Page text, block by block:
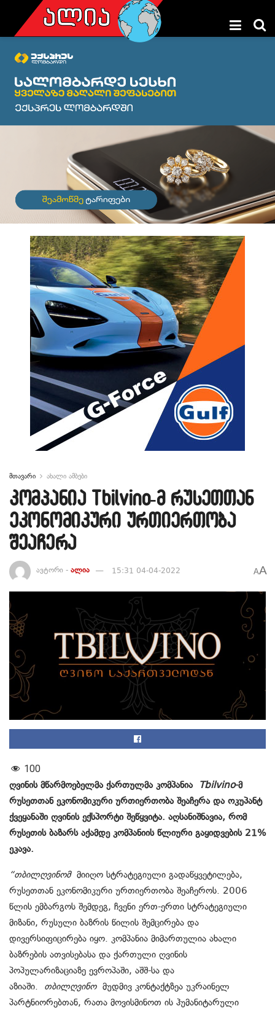
მთავარი ახალი ამბები
კომპანია Tbilvino-მ რუსეთთან
ეკონომიკური ურთიერთობა
შეაჩერა
ავტორი - ალია 15:31 04-04-2022 AA
100
ღვინის მწარმოებელმა ქართულმა კომპანია Tbilvino-მ
რუსეთთან ეკონომიკური ურთიერთობა შეაჩერა და ოკუპანტ
ქვეყანაში ღვინის ექსპორტი შეწყვიტა. აღსანიშნავია, რომ
რუსეთის ბაზარს აქამდე კომპანიის წლიური გაყიდვების 21%
ეკავა.
“თბილღვინომმიიღო სტრატეგიული გადაწყვეტილება,
რუსეთთან ეკონომიკური ურთიერთობა შეაჩეროს. 2006
წლის ემბარგოს შემდეგ, ჩვენი ერთ-ერთი სტრატეგიული
მიზანი, რუსული ბაზრის წილის შემცირება და
დივერსიფიცირება იყო. კომპანია მიმართულია ახალი
ბაზრების ათვისებასა და ქართული ღვინის
პოპულარიზაციაზე ევროპაში, აშშ-სა და
აზიაში. თბილღვინომუდმივ კონტაქტზეა უკრაინელ
პარტნიორებთან, რათა მოვისმინოთ ის ჰუმანიტარული